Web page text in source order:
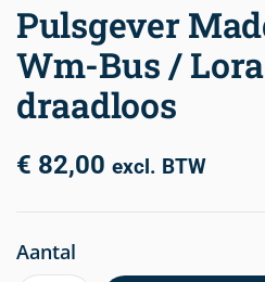
Pulsgever
Wm-Bus /
draadloos
€ 82,00 excl. BTW
Aantal